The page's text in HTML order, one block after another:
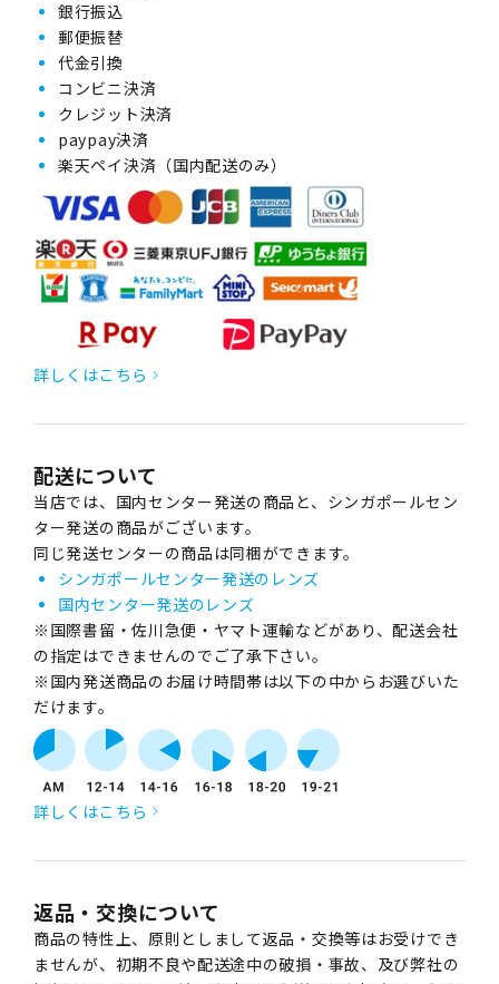
銀行振込
郵便振替
代金引換
コンビニ決済
クレジット決済
paypay決済
楽天ペイ決済（国内配送のみ）
詳しくはこちら
配送について
当店では、国内センター発送の商品と、シンガポールセン
ター発送の商品がございます。
同じ発送センターの商品は同梱ができます。
シンガポールセンター発送のレンズ
国内センター発送のレンズ
※国際書留・佐川急便・ヤマト運輸などがあり、配送会社
の指定はできませんのでご了承下さい。
※国内発送商品のお届け時間帯は以下の中からお選びいた
だけます。
詳しくはこちら
返品・交換について
商品の特性上、原則としまして返品・交換等はお受けでき
ませんが、初期不良や配送途中の破損・事故、及び弊社の